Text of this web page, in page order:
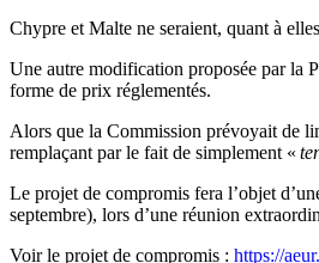
Chypre et Malte ne seraient, quant à
Une autre modification proposée par la
forme de prix réglementés.
Alors que la Commission prévoyait de
remplaçant par le fait de simplement «
Le projet de compromis fera l’objet
septembre), lors d’une réunion
Voir le projet de compromis : https://